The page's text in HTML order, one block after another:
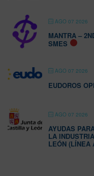
AGO 07 2026
MANTRA –
SMES
AGO 07 2026
EUDOROS
AGO 07 2026
AYUDAS
LA
LEÓN (LÍNEA